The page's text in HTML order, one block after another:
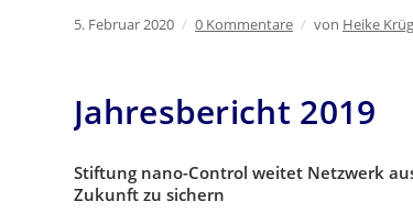
5. Februar 2020 / 0 Kommentare / von Heike
Jahresbericht 2019
Stiftung nano-Control weitet Netzwerk
Zukunft zu sichern